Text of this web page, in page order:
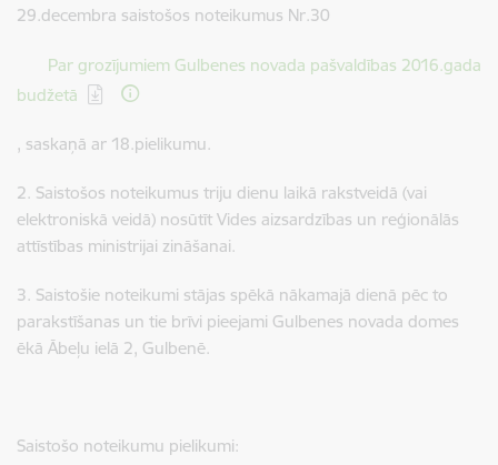
29.decembra saistošos noteikumus Nr.30
Lejupielādēt:
Par grozījumiem Gulbenes novada pašvaldības 2016.gada
budžetā
, saskaņā ar 18.pielikumu.
2. Saistošos noteikumus triju dienu laikā rakstveidā (vai
elektroniskā veidā) nosūtīt Vides aizsardzības un reģionālās
attīstības ministrijai zināšanai.
3. Saistošie noteikumi stājas spēkā nākamajā dienā pēc to
parakstīšanas un tie brīvi pieejami Gulbenes novada domes
ēkā Ābeļu ielā 2, Gulbenē.
Saistošo noteikumu pielikumi: